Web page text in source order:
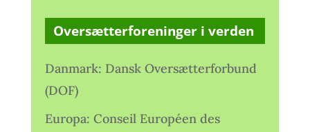
Oversætterforeninger i verden
Danmark: Dansk Oversætterforbund
(DOF)
Europa: Conseil Européen des